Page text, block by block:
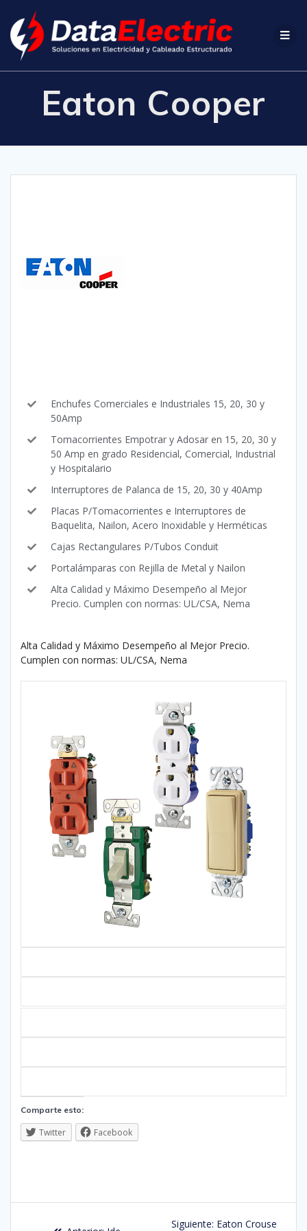
Eaton Cooper
Enchufes Comerciales e Industriales 15, 20, 30 y
50Amp
Tomacorrientes Empotrar y Adosar en 15, 20, 30 y
50 Amp en grado Residencial, Comercial, Industrial
y Hospitalario
Interruptores de Palanca de 15, 20, 30 y 40Amp
Placas P/Tomacorrientes e Interruptores de
Baquelita, Nailon, Acero Inoxidable y Herméticas
Cajas Rectangulares P/Tubos Conduit
Portalámparas con Rejilla de Metal y Nailon
Alta Calidad y Máximo Desempeño al Mejor
Precio. Cumplen con normas: UL/CSA, Nema
Alta Calidad y Máximo Desempeño al Mejor Precio.
Cumplen con normas: UL/CSA, Nema
Comparte esto:
Twitter Facebook
Siguiente: Eaton Crouse